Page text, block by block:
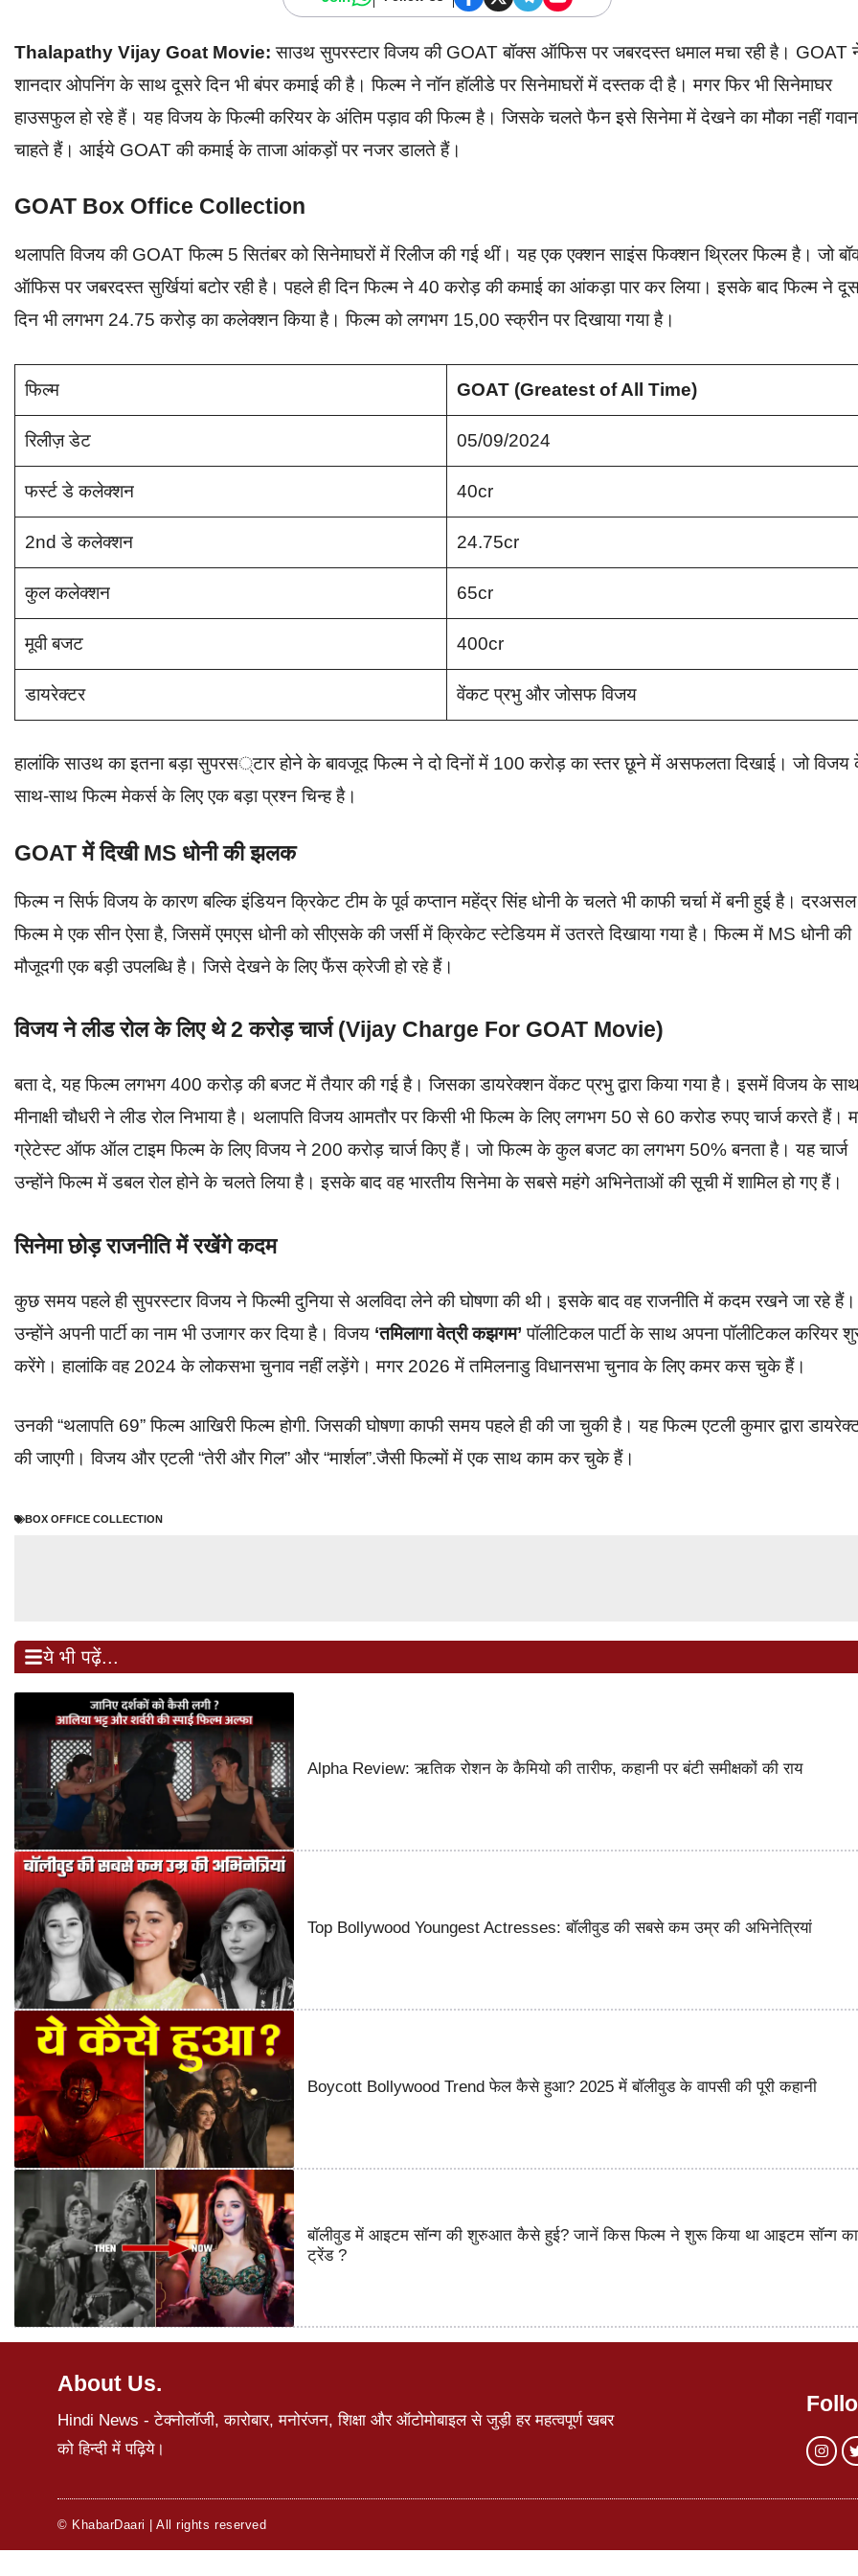
Thalapathy Vijay Goat Movie: साउथ सुपरस्टार विजय की GOAT बॉक्स ऑफिस पर जबरदस्त धमाल मचा रही है। GOAT
शानदार ओपनिंग के साथ दूसरे दिन भी बंपर कमाई की है। फिल्म ने नॉन हॉलीडे पर सिनेमाघरों में दस्तक दी है। मगर फिर भी सिनेमाघर
हाउसफुल हो रहे हैं। यह विजय के फिल्मी करियर के अंतिम पड़ाव की फिल्म है। जिसके चलते फैन इसे सिनेमा में देखने का मौका नहीं
चाहते हैं। आईये GOAT की कमाई के ताजा आंकड़ों पर नजर डालते हैं।
GOAT Box Office Collection
थलापति विजय की GOAT फिल्म 5 सितंबर को सिनेमाघरों में रिलीज की गई थीं। यह एक एक्शन साइंस फिक्शन थ्रिलर फिल्म है। जो
ऑफिस पर जबरदस्त सुर्खियां बटोर रही है। पहले ही दिन फिल्म ने 40 करोड़ की कमाई का आंकड़ा पार कर लिया। इसके बाद फिल्म ने
दिन भी लगभग 24.75 करोड़ का कलेक्शन किया है। फिल्म को लगभग 15,00 स्क्रीन पर दिखाया गया है।
फिल्म GOAT (Greatest of All Time)
रिलीज़ डेट 05/09/2024
फर्स्ट डे कलेक्शन 40cr
2nd डे कलेक्शन 24.75cr
कुल कलेक्शन 65cr
मूवी बजट 400cr
डायरेक्टर वेंकट प्रभु और जोसफ विजय
हालांकि साउथ का इतना बड़ा सुपरस्टार होने के बावजूद फिल्म ने दो दिनों में 100 करोड़ का स्तर छूने में असफलता दिखाई। जो विजय
साथ-साथ फिल्म मेकर्स के लिए एक बड़ा प्रश्न चिन्ह है।
GOAT में दिखी MS धोनी की झलक
फिल्म न सिर्फ विजय के कारण बल्कि इंडियन क्रिकेट टीम के पूर्व कप्तान महेंद्र सिंह धोनी के चलते भी काफी चर्चा में बनी हुई है। दरअसल
फिल्म मे एक सीन ऐसा है, जिसमें एमएस धोनी को सीएसके की जर्सी में क्रिकेट स्टेडियम में उतरते दिखाया गया है। फिल्म में MS धोनी की
मौजूदगी एक बड़ी उपलब्धि है। जिसे देखने के लिए फैंस क्रेजी हो रहे हैं।
विजय ने लीड रोल के लिए थे 2 करोड़ चार्ज (Vijay Charge For GOAT Movie)
बता दे, यह फिल्म लगभग 400 करोड़ की बजट में तैयार की गई है। जिसका डायरेक्शन वेंकट प्रभु द्वारा किया गया है। इसमें विजय के
मीनाक्षी चौधरी ने लीड रोल निभाया है। थलापति विजय आमतौर पर किसी भी फिल्म के लिए लगभग 50 से 60 करोड रुपए चार्ज करते हैं।
ग्रेटेस्ट ऑफ ऑल टाइम फिल्म के लिए विजय ने 200 करोड़ चार्ज किए हैं। जो फिल्म के कुल बजट का लगभग 50% बनता है। यह चार्ज
उन्होंने फिल्म में डबल रोल होने के चलते लिया है। इसके बाद वह भारतीय सिनेमा के सबसे महंगे अभिनेताओं की सूची में शामिल हो गए हैं।
सिनेमा छोड़ राजनीति में रखेंगे कदम
कुछ समय पहले ही सुपरस्टार विजय ने फिल्मी दुनिया से अलविदा लेने की घोषणा की थी। इसके बाद वह राजनीति में कदम रखने जा रहे हैं।
उन्होंने अपनी पार्टी का नाम भी उजागर कर दिया है। विजय ‘तमिलागा वेत्री कझगम’ पॉलीटिकल पार्टी के साथ अपना पॉलीटिकल करियर
करेंगे। हालांकि वह 2024 के लोकसभा चुनाव नहीं लड़ेंगे। मगर 2026 में तमिलनाडु विधानसभा चुनाव के लिए कमर कस चुके हैं।
उनकी “थलापति 69” फिल्म आखिरी फिल्म होगी. जिसकी घोषणा काफी समय पहले ही की जा चुकी है। यह फिल्म एटली कुमार द्वारा
की जाएगी। विजय और एटली “तेरी और गिल” और “मार्शल”.जैसी फिल्मों में एक साथ काम कर चुके हैं।
BOX OFFICE COLLECTION
ये भी पढ़ें...
Alpha Review: ऋतिक रोशन के कैमियो की तारीफ, कहानी पर बंटी समीक्षकों की राय
Top Bollywood Youngest Actresses: बॉलीवुड की सबसे कम उम्र की अभिनेत्रियां
Boycott Bollywood Trend फेल कैसे हुआ? 2025 में बॉलीवुड के वापसी की पूरी कहानी
बॉलीवुड में आइटम सॉन्ग की शुरुआत कैसे हुई? जानें किस फिल्म ने शुरू किया था आइटम सॉन्ग का
ट्रेंड ?
About Us.
Hindi News - टेक्नोलॉजी, कारोबार, मनोरंजन, शिक्षा और ऑटोमोबाइल से जुड़ी हर महत्वपूर्ण खबर
को हिन्दी में पढ़िये।
© KhabarDaari | All rights reserved